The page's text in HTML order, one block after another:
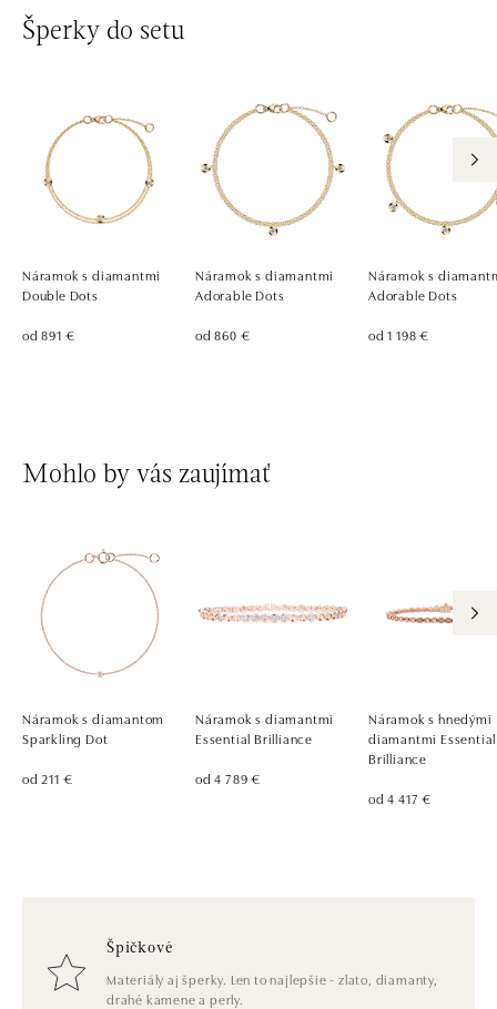
Šperky do setu
Náramok s diamantmi
Double Dots
od 891 €
Náramok s diamantmi
Adorable Dots
od 860 €
Náramok s
Adorable Dots
od 1 198 €
Mohlo by vás zaujímať
Náramok s diamantom
Sparkling Dot
od 211 €
Náramok s diamantmi
Essential Brilliance
od 4 789 €
Náramok s hnedými
diamantmi Essential
Brilliance
od 4 417 €
Špičkové
Materiály aj šperky. Len to najlepšie - zlato, diamanty,
drahé kamene a perly.